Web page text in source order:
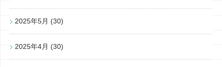
2025年5月 (30)
2025年4月 (30)